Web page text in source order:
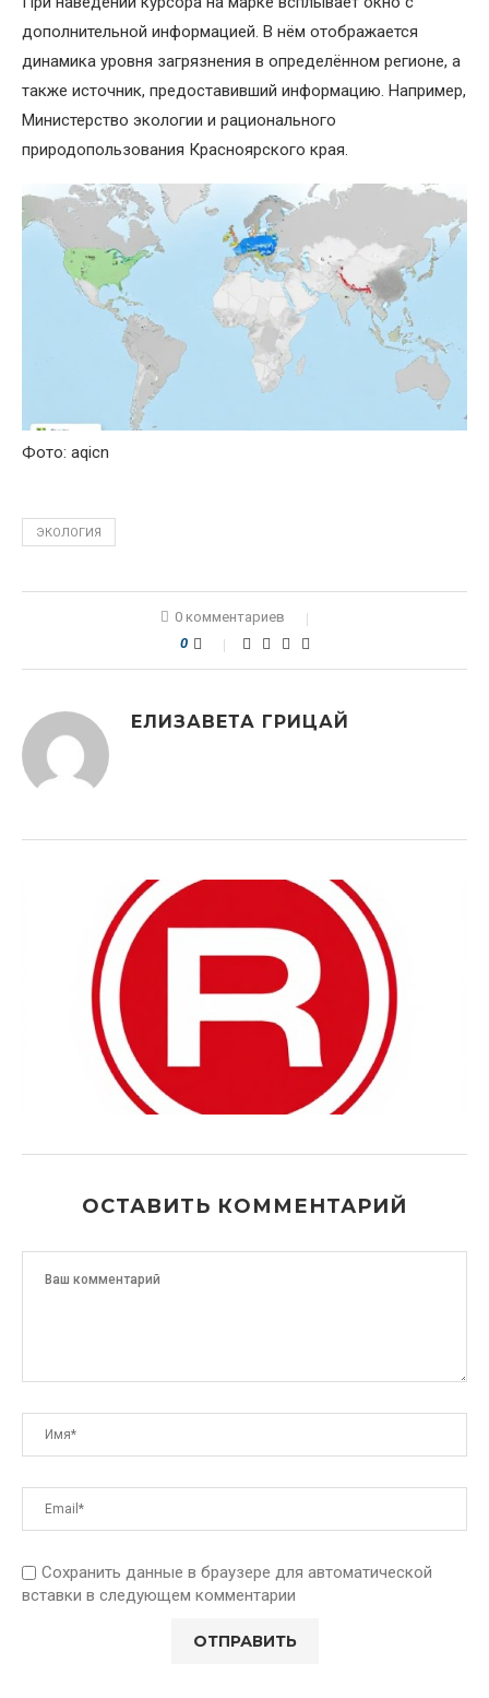
дополнительной информацией. В нём отображается
динамика уровня загрязнения в определённом регионе, а
также источник, предоставивший информацию. Например,
Министерство экологии и рационального
природопользования Красноярского края.
Фото: aqicn
ЭКОЛОГИЯ
0 комментариев
0
ЕЛИЗАВЕТА ГРИЦАЙ
ОСТАВИТЬ КОММЕНТАРИЙ
Сохранить данные в браузере для автоматической
вставки в следующем комментарии